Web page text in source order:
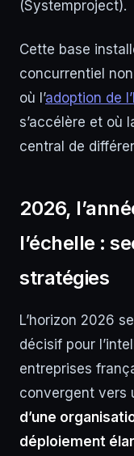
(Systemproject).
Cette base
concurrentiel
où l’adoption de
s’accélère et où
central de
2026,
l’échelle :
stratégies
L’horizon 2026
décisif pour
entreprises
convergent vers
d’une
déploiement